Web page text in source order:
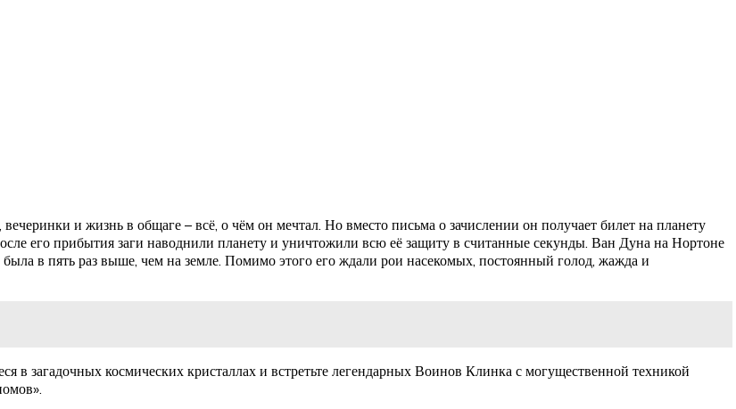
и жизнь в общаге – всё, о чём он мечтал. Но вместо письма о зачислении он получает билет на планету
его прибытия заги наводнили планету и уничтожили всю её защиту в считанные секунды. Ван Дуна на Нортоне
в пять раз выше, чем на земле. Помимо этого его ждали рои насекомых, постоянный голод, жажда и
в загадочных космических кристаллах и встретьте легендарных Воинов Клинка с могущественной техникой